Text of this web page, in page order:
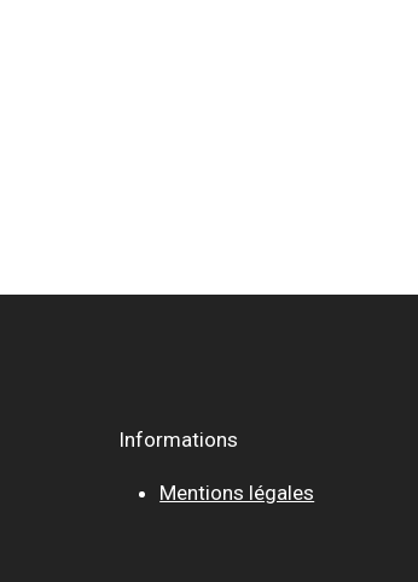
Informations
Mentions légales